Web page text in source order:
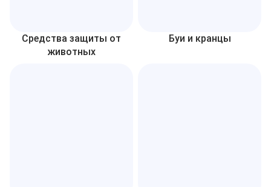
Средства защиты от
животных
Буи и кранцы